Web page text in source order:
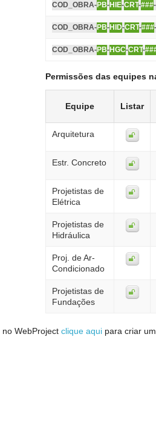
COD_OBRA-PB-HIE-CRT-###
COD_OBRA-PB-HID-CRT-###
COD_OBRA-PB-HGC-CRT-
Permissões das equipes
Equipe Listar
Arquitetura
Estr. Concreto
Projetistas de
Elétrica
Projetistas de
Hidráulica
Proj. de Ar-
Condicionado
Projetistas de
Fundações
WebProject clique aqui para criar